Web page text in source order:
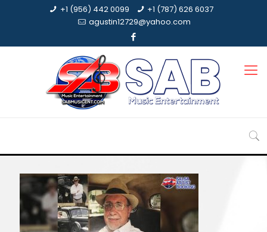
+1 (956) 442 0099
+1 (787) 626 6037
agustin12729@yahoo.com